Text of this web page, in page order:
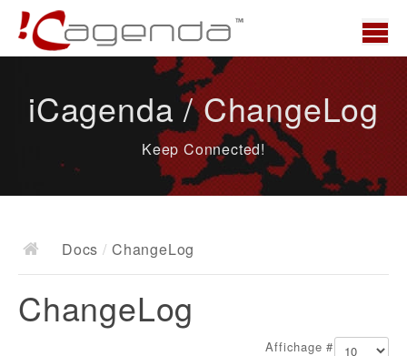
News
Docs
Documentation
iCagenda / ChangeLog
Keep Connected!
Docs / ChangeLog
ChangeLog
Affichage #